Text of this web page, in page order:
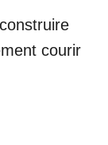
courir